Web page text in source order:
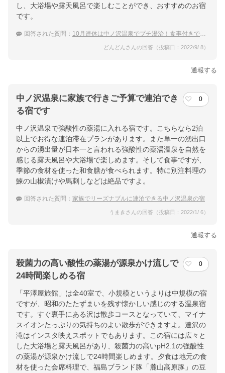
し、大浴場や露天風呂で楽しむことができ、おすすめのお宿
です。
回答された質問： 10月連休は中ノ沢温泉でプチ湯治！食事付きでおすすめの宿は？
どんどんさんの回答（投稿日：2022/9/ 8）
通報する
中ノ沢温泉に家族で行きご予算で連泊でき
る宿です
0
中ノ沢温泉で強酸性の薬湯に入れる宿です。こちらなら2泊
以上でお得な連泊滞在プランがあります。また単一の湧出口
からの湧出量が日本一と言われる強酸性の薬湯温泉を自然を
感じる露天風呂や大浴場で楽しめます。そして食事ですが、
季節の食材を使った和食膳が食べられます。特に別注料理の
鰊の山椒漬けや馬刺しなどは絶品ですよ。
回答された質問： 家族でリーズナブルに連泊できる中ノ沢温泉の宿
うまきさんの回答（投稿日：2022/1/ 6）
通報する
殺菌力の高い酸性の薬湯が源泉かけ流しで
24時間楽しめる宿
0
「平澤屋旅館」は全40室で、小規模というよりは中規模の宿
ですが、昭和のたたずまいを残す懐かしい感じのする温泉宿
です。すぐ裏手にある沢は散歩コースとなっていて、マイナ
スイオンたっぷりの気持ちのよい散歩ができますよ。達沢の
滝はインスタ映えスポットでもあります。この宿には広々と
した大浴場と露天風呂があり、殺菌力の高いpH2.1の強酸性
の薬湯が源泉かけ流しで24時間楽しめます。夕食は地元の食
材を使った会席料理で、福島ブランド豚「麓山高原豚」の豆